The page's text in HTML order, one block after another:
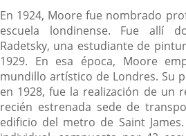
En 1924, Moore fue nombrado
escuela londinense. Fue allí
Radetsky, una estudiante de
1929. En esa época, Moore
mundillo artístico de Londres. Su
en 1928, fue la realización de un
recién estrenada sede de
edificio del metro de Saint